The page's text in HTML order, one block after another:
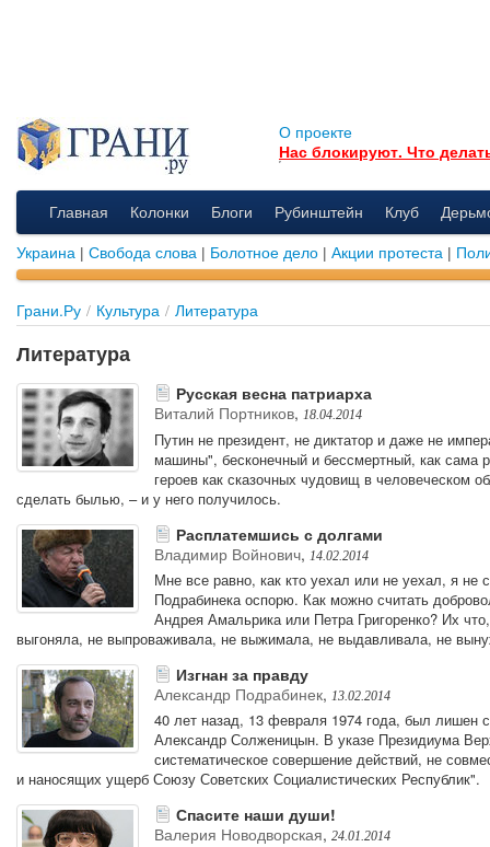
О проекте
Нас блокируют. Что
Главная Колонки Блоги Рубинштейн Клуб
Украина | Свобода слова | Болотное дело | Акции протеста |
Грани.Ру / Культура / Литература
Литература
Русская весна патриарха
Виталий Портников, 18.04.2014
Путин не президент, не диктатор и даже не
машины", бесконечный и бессмертный, как сама
героев как сказочных чудовищ в человеческом
сделать былью, – и у него получилось.
Расплатемшись с долгами
Владимир Войнович, 14.02.2014
Мне все равно, как кто уехал или не уехал, я
Подрабинека оспорю. Как можно считать
Андрея Амальрика или Петра Григоренко? Их
выгоняла, не выпроваживала, не выжимала, не выдавливала, не
Изгнан за правду
Александр Подрабинек, 13.02.2014
40 лет назад, 13 февраля 1974 года, был лишен
Александр Солженицын. В указе Президиума
систематическое совершение действий, не
и наносящих ущерб Союзу Советских Социалистических Республик".
Спасите наши души!
Валерия Новодворская, 24.01.2014